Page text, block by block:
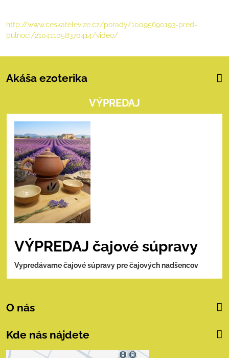
http://www.ceskatelevize.cz/porady/10095690193-pred-
pulnoci/210411058370414/video/
Akáša ezoterika
VÝPREDAJ
VÝPREDAJ čajové súpravy
Vypredávame čajové súpravy pre čajových nadšencov
O nás
Kde nás nájdete